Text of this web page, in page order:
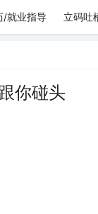
/就业指导 立码吐
你碰头